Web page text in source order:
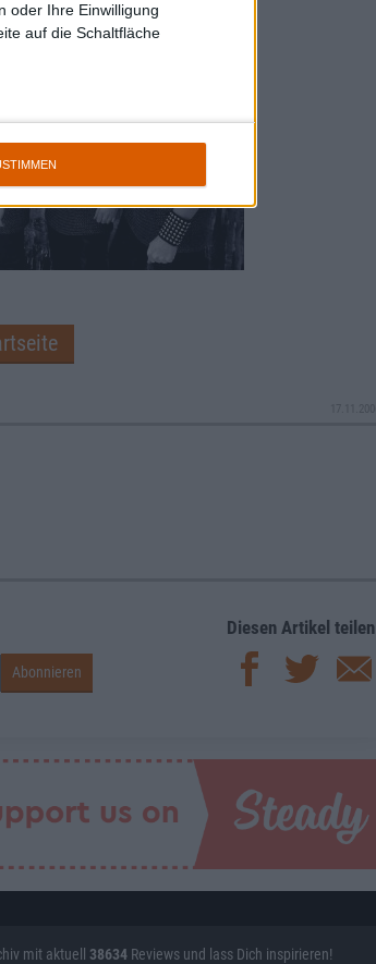
oder Ihre Einwilligung
auf die Schaltfläche
Diesen Artikel teilen
mit aktuell 38634 Reviews und lass Dich inspirieren!